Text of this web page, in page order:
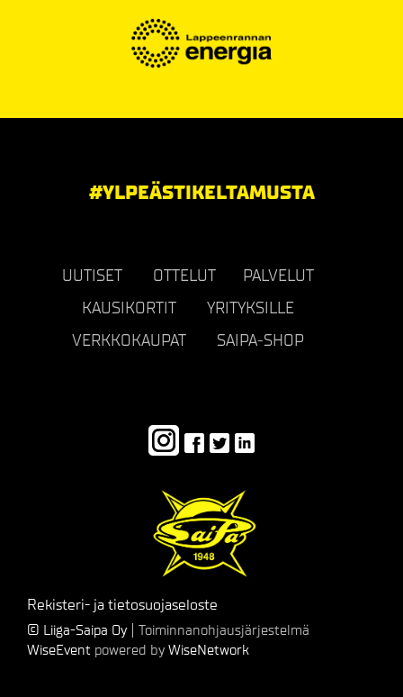
#YLPEÄSTIKELTAMUSTA
UUTISET OTTELUT
PALVELUT
KAUSIKORTIT
YRITYKSILLE
VERKKOKAUPAT
SAIPA-SHOP
Rekisteri- ja tietosuojaseloste
© Liiga-Saipa Oy | Toiminnanohjausjärjestelmä
WiseEvent powered by WiseNetwork